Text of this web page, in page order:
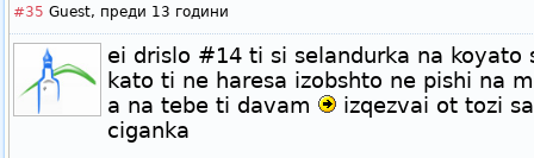
#35 Guest, преди 13 години
ei drislo #14 ti si selandurka na koyato
kato ti ne haresa izobshto ne pishi na
a na tebe ti davam
izqezvai ot tozi
ciganka